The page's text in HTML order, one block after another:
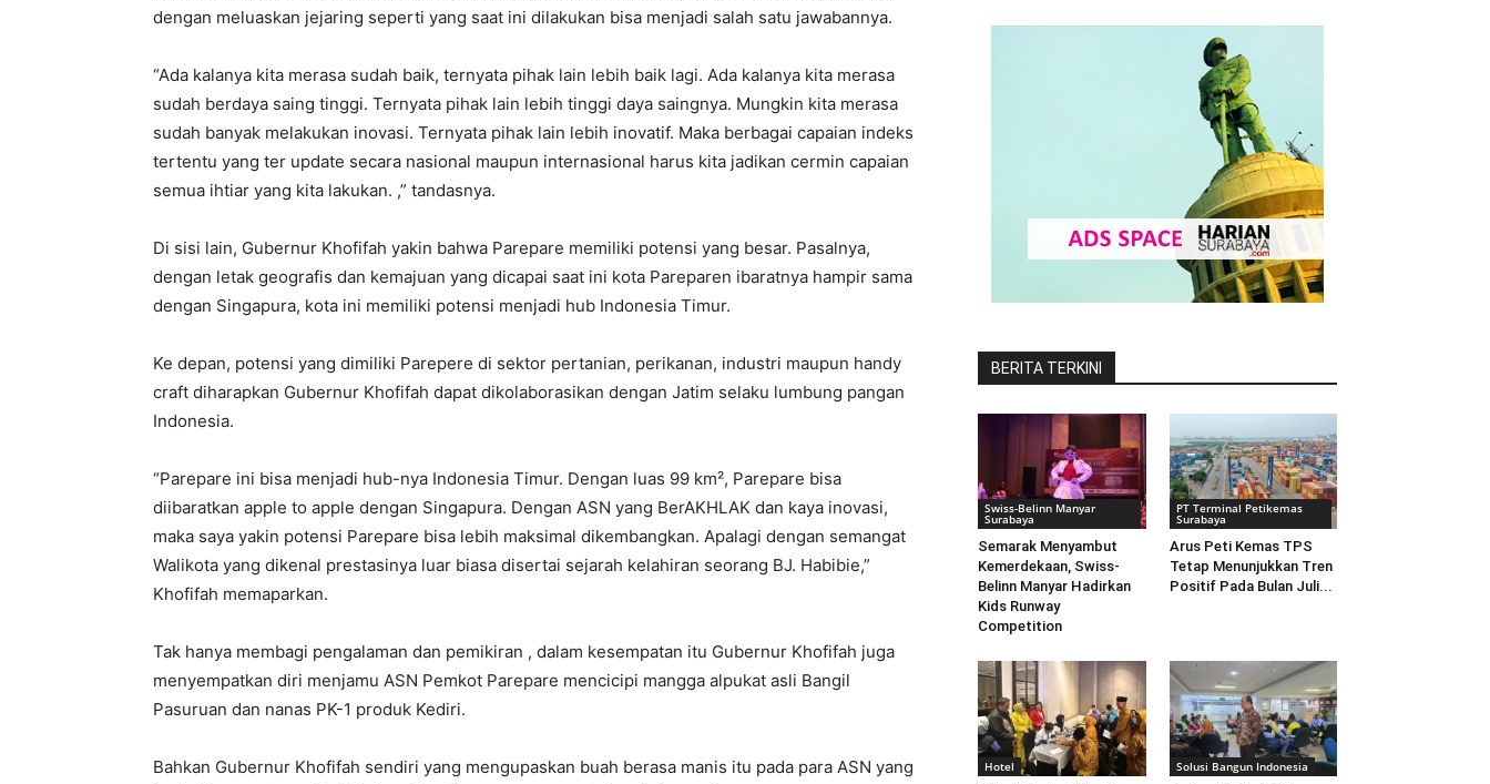
dengan meluaskan jejaring seperti yang saat ini dilakukan bisa menjadi salah satu jawabannya.
“Ada kalanya kita merasa sudah baik, ternyata pihak lain lebih baik lagi. Ada kalanya kita merasa
sudah berdaya saing tinggi. Ternyata pihak lain lebih tinggi daya saingnya. Mungkin kita merasa
sudah banyak melakukan inovasi. Ternyata pihak lain lebih inovatif. Maka berbagai capaian indeks
tertentu yang ter update secara nasional maupun internasional harus kita jadikan cermin capaian
semua ihtiar yang kita lakukan. ,” tandasnya.
Di sisi lain, Gubernur Khofifah yakin bahwa Parepare memiliki potensi yang besar. Pasalnya,
dengan letak geografis dan kemajuan yang dicapai saat ini kota Pareparen ibaratnya hampir sama
dengan Singapura, kota ini memiliki potensi menjadi hub Indonesia Timur.
Ke depan, potensi yang dimiliki Parepere di sektor pertanian, perikanan, industri maupun handy
craft diharapkan Gubernur Khofifah dapat dikolaborasikan dengan Jatim selaku lumbung pangan
Indonesia.
“Parepare ini bisa menjadi hub-nya Indonesia Timur. Dengan luas 99 km², Parepare bisa
diibaratkan apple to apple dengan Singapura. Dengan ASN yang BerAKHLAK dan kaya inovasi,
maka saya yakin potensi Parepare bisa lebih maksimal dikembangkan. Apalagi dengan semangat
Walikota yang dikenal prestasinya luar biasa disertai sejarah kelahiran seorang BJ. Habibie,”
Khofifah memaparkan.
Tak hanya membagi pengalaman dan pemikiran , dalam kesempatan itu Gubernur Khofifah juga
menyempatkan diri menjamu ASN Pemkot Parepare mencicipi mangga alpukat asli Bangil
Pasuruan dan nanas PK-1 produk Kediri.
Bahkan Gubernur Khofifah sendiri yang mengupaskan buah berasa manis itu pada para ASN yang
BERITA TERKINI
Swiss-Belinn Manyar
Surabaya
Semarak Menyambut
Kemerdekaan, Swiss-
Belinn Manyar Hadirkan
Kids Runway
Competition
PT Terminal Petikemas
Surabaya
Arus Peti Kemas TPS
Tetap Menunjukkan Tren
Positif Pada Bulan Juli...
Hotel Solusi Bangun Indonesia